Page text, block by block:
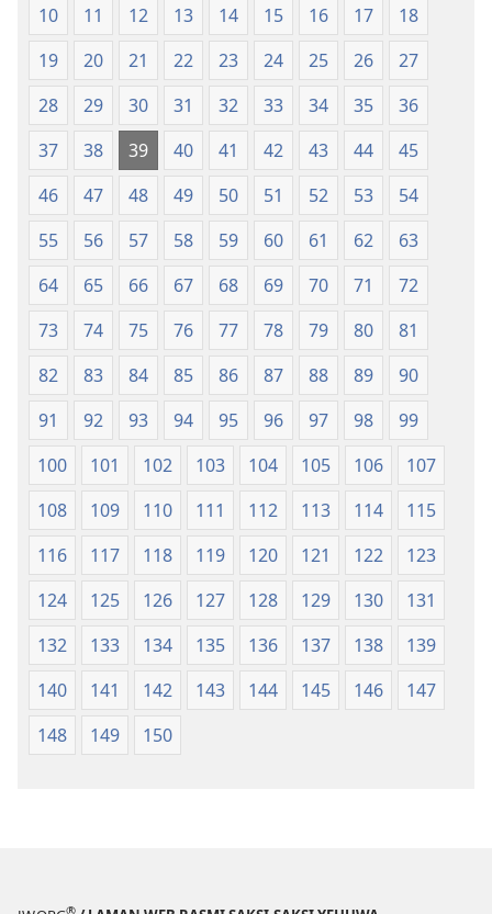
10
11 12 13 14 15 16 17
18
19
20 21 22 23 24 25 26
27
28
29 30 31 32 33 34 35
36
37
38 39 40 41 42 43 44
45
46
47 48 49 50 51 52 53
54
55
56 57 58 59 60 61 62
63
64
65 66 67 68 69 70 71
72
73
74 75 76 77 78 79 80
81
82
83 84 85 86 87 88 89
90
91
92 93 94 95 96 97 98
99
100
101 102 103 104 105 106
107
108
109 110 111 112 113 114
115
116
117 118 119 120 121 122
123
124
125 126 127 128 129 130
131
132
133 134 135 136 137 138
139
140
141 142 143 144 145 146
147
148
149 150
®